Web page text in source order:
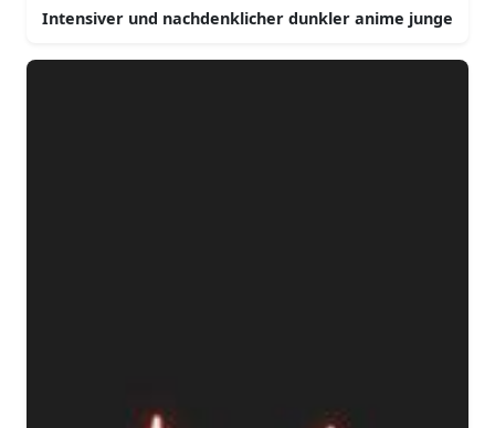
Intensiver und nachdenklicher dunkler anime junge